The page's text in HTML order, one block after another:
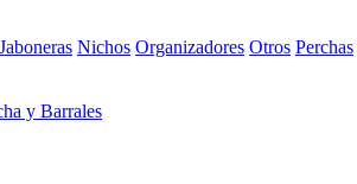
Jaboneras Nichos Organizadores Otros Perchas
y Barrales